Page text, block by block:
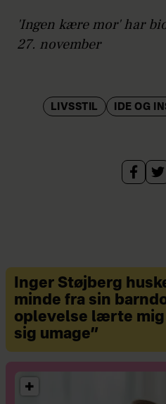
'Ingen kære mor' har
27. november
LIVSSTIL IDE OG
Inger Støjberg
minde fra sin
oplevelse lærte mig
sig umage”